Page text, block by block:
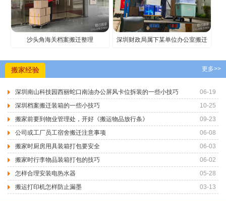
沙头角海关档案搬迁整理 深圳财政局属下某单位办公室搬迁
更多>>
搬家经验
06-19
深圳南山科技园西丽蛇口南油办公屏风卡位拆装的一些小技巧
10-25
深圳档案搬迁装箱的一些小技巧
09-23
搬家前要到物业管理处，开好《搬运物品放行条》
06-08
公司或工厂员工宿舍搬迁注意事项
06-03
搬家时厨房用具装箱打包要安全
06-02
搬家时行李物品装箱打包的技巧
05-28
怎样合理安装电热水器
03-13
搬运打印机怎样防止漏墨